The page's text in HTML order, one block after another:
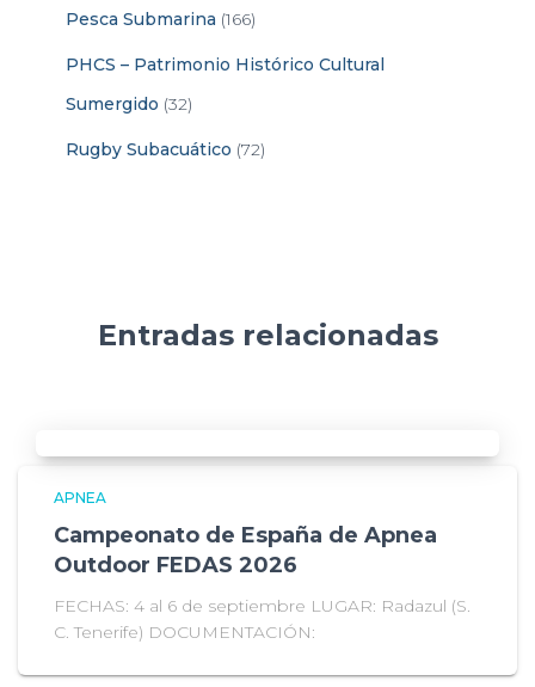
Pesca Submarina (166)
PHCS – Patrimonio Histórico Cultural
Sumergido (32)
Rugby Subacuático (72)
Entradas relacionadas
APNEA
Campeonato de España de Apnea
Outdoor FEDAS 2026
FECHAS: 4 al 6 de septiembre LUGAR: Radazul (S.
C. Tenerife) DOCUMENTACIÓN: